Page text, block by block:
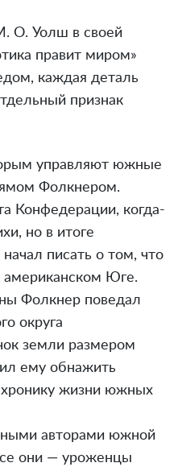
О. Уолш в своей
правит миром»
каждая деталь
признак
управляют южные
Фолкнером.
Конфедерации, когда-
но в итоге
писать о том, что
американском Юге.
Фолкнер поведал
округа
земли размером
ему обнажить
жизни южных
авторами южной
они — уроженцы